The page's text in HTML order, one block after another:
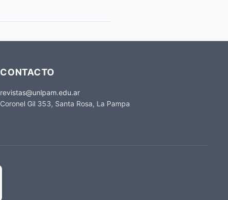
CONTACTO
revistas@unlpam.edu.ar
Coronel Gil 353, Santa Rosa, La Pampa